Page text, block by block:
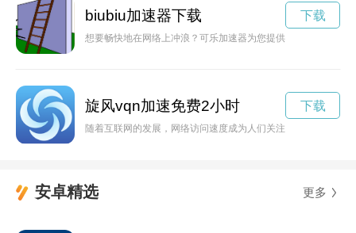
biubiu加速器下载
想要畅快地在网络上冲浪？可乐加速器为您提供最佳的网络加
下载
旋风vqn加速免费2小时
随着互联网的发展，网络访问速度成为人们关注的焦点。针对
下载
安卓精选 更多